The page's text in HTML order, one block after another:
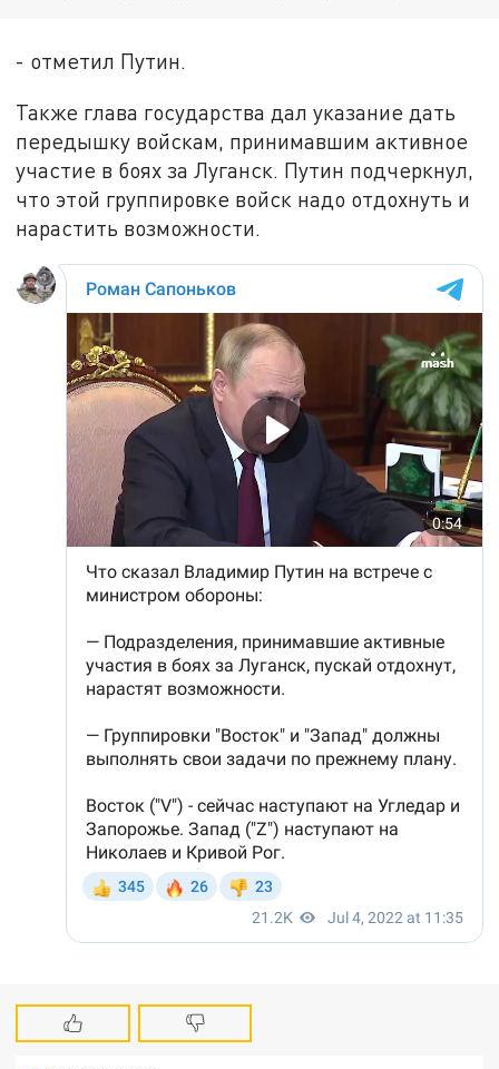
- отметил Путин.
Также глава государства дал указание дать
передышку войскам, принимавшим активное
участие в боях за Луганск. Путин подчеркнул,
что этой группировке войск надо отдохнуть и
нарастить возможности.